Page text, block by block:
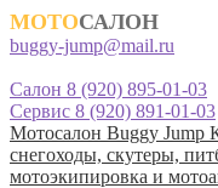
МОТОСАЛОН
buggy-jump@mail.ru
Салон 8 (920) 895-01-03
Сервис 8 (920) 891-01-03
Перейти
к
навигации
Перейти
к
содержимому
Мотосалон Buggy Jump
снегоходы, скутеры,
мотоэкипировка и